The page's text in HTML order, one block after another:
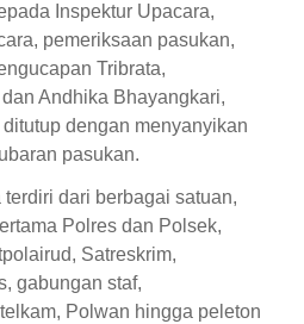
Inspektur Upacara,
pemeriksaan pasukan,
Tribrata,
Andhika Bhayangkari,
dengan menyanyikan
pasukan.
dari berbagai satuan,
Polres dan Polsek,
Satreskrim,
gabungan staf,
Polwan hingga peleton